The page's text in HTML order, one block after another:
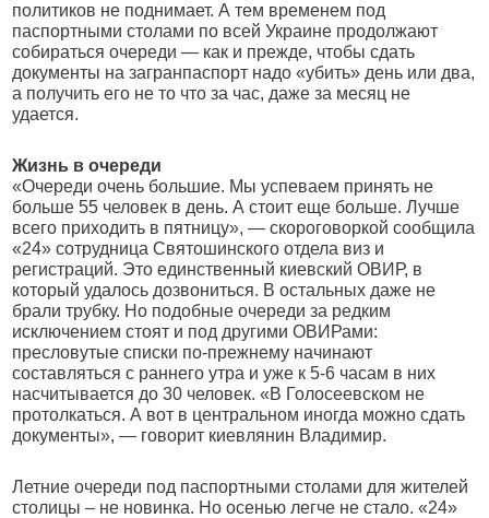
политиков не поднимает. А тем временем под
паспортными столами по всей Украине продолжают
собираться очереди — как и прежде, чтобы сдать
документы на загранпаспорт надо «убить» день или два,
а получить его не то что за час, даже за месяц не
удается.
Жизнь в очереди
«Очереди очень большие. Мы успеваем принять не
больше 55 человек в день. А стоит еще больше. Лучше
всего приходить в пятницу», — скороговоркой сообщила
«24» сотрудница Святошинского отдела виз и
регистраций. Это единственный киевский ОВИР, в
который удалось дозвониться. В остальных даже не
брали трубку. Но подобные очереди за редким
исключением стоят и под другими ОВИРами:
пресловутые списки по-прежнему начинают
составляться с раннего утра и уже к 5-6 часам в них
насчитывается до 30 человек. «В Голосеевском не
протолкаться. А вот в центральном иногда можно сдать
документы», — говорит киевлянин Владимир.
Летние очереди под паспортными столами для жителей
столицы – не новинка. Но осенью легче не стало. «24»